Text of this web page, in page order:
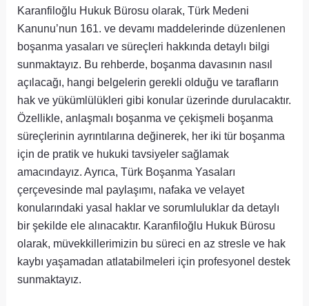
Karanfiloğlu Hukuk Bürosu olarak, Türk Medeni
Kanunu’nun 161. ve devamı maddelerinde düzenlenen
boşanma yasaları ve süreçleri hakkında detaylı bilgi
sunmaktayız. Bu rehberde, boşanma davasının nasıl
açılacağı, hangi belgelerin gerekli olduğu ve tarafların
hak ve yükümlülükleri gibi konular üzerinde durulacaktır.
Özellikle, anlaşmalı boşanma ve çekişmeli boşanma
süreçlerinin ayrıntılarına değinerek, her iki tür boşanma
için de pratik ve hukuki tavsiyeler sağlamak
amacındayız. Ayrıca, Türk Boşanma Yasaları
çerçevesinde mal paylaşımı, nafaka ve velayet
konularındaki yasal haklar ve sorumluluklar da detaylı
bir şekilde ele alınacaktır. Karanfiloğlu Hukuk Bürosu
olarak, müvekkillerimizin bu süreci en az stresle ve hak
kaybı yaşamadan atlatabilmeleri için profesyonel destek
sunmaktayız.